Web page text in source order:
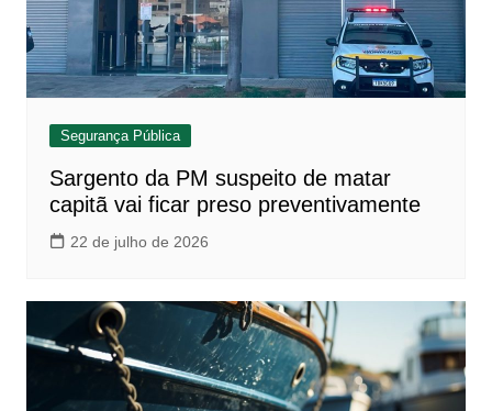
Segurança Pública
Sargento da PM suspeito de matar
capitã vai ficar preso preventivamente
22 de julho de 2026